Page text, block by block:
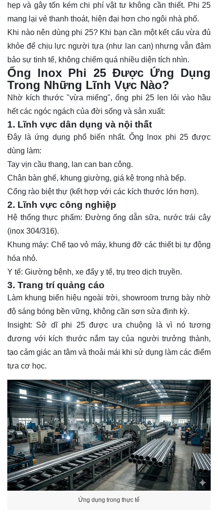
hẹp và gây tốn kém chi phí vật tư không cần thiết. Phi 25
mang lại vẻ thanh thoát, hiện đại hơn cho ngôi nhà phố.
Khi nào nên dùng phi 25? Khi bạn cần một kết cấu vừa đủ
khỏe để chịu lực người tựa (như lan can) nhưng vẫn đảm
bảo sự tinh tế, không chiếm quá nhiều diện tích nhìn.
Ống lnox Phi 25 Được Ứng Dụng
Trong Những Lĩnh Vực Nào?
Nhờ kích thước "vừa miếng", ống phi 25 len lỏi vào hầu
hết các ngóc ngách của đời sống và sản xuất:
1. Lĩnh vực dân dụng và nội thất
Đây là ứng dụng phổ biến nhất. Ống lnox phi 25 được
dùng làm:
Tay vịn cầu thang, lan can ban công.
Chân bàn ghế, khung giường, giá kệ trong nhà bếp.
Cổng rào biệt thự (kết hợp với các kích thước lớn hơn).
2. Lĩnh vực công nghiệp
Hệ thống thực phẩm: Đường ống dẫn sữa, nước trái cây
(inox 304/316).
Khung máy: Chế tạo vỏ máy, khung đỡ các thiết bị tự động
hóa nhỏ.
Y tế: Giường bệnh, xe đẩy y tế, trụ treo dịch truyền.
3. Trang trí quảng cáo
Làm khung biển hiệu ngoài trời, showroom trưng bày nhờ
độ sáng bóng bền vững, không cần sơn sửa định kỳ.
Insight: Sở dĩ phi 25 được ưa chuộng là vì nó tương
đương với kích thước nắm tay của người trưởng thành,
tạo cảm giác an tâm và thoải mái khi sử dụng làm các điểm
tựa cơ học.
Ứng dụng trong thực tế